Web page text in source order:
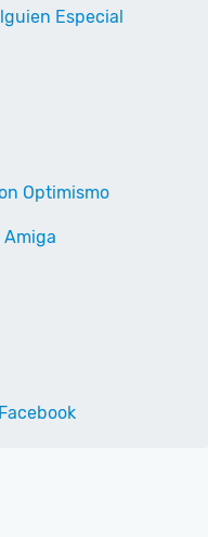
Especial
Optimismo
Amiga